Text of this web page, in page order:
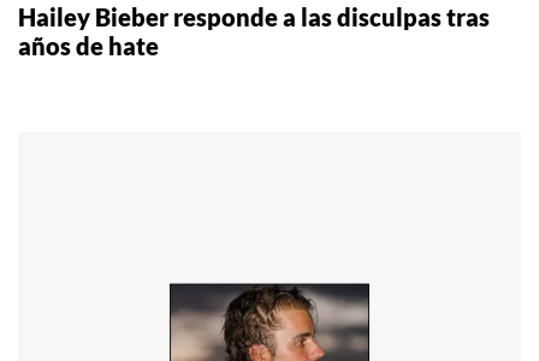
Hailey Bieber responde a las disculpas tras
años de hate